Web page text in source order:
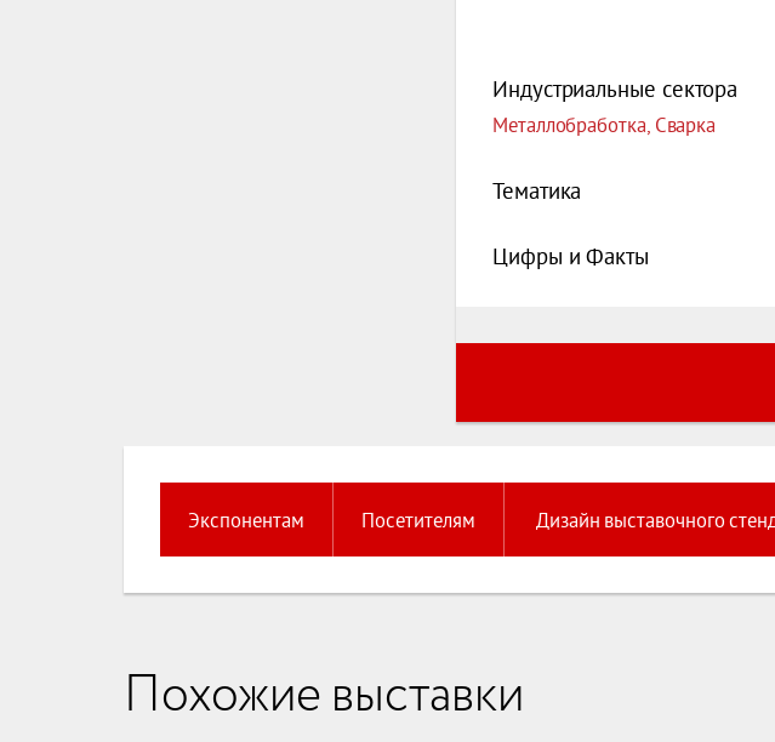
Индустриальные сектора
Металлобработка, Сварка
Тематика
Цифры и Факты
Экспонентам Посетителям Дизайн выставочного
Похожие выставки